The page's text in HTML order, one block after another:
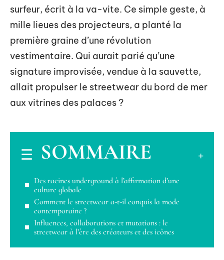
surfeur, écrit à la va-vite. Ce simple geste, à
mille lieues des projecteurs, a planté la
première graine d’une révolution
vestimentaire. Qui aurait parié qu’une
signature improvisée, vendue à la sauvette,
allait propulser le streetwear du bord de mer
aux vitrines des palaces ?
SOMMAIRE
Des racines underground à l’affirmation d’une
culture globale
Comment le streetwear a-t-il conquis la mode
contemporaine ?
Influences, collaborations et mutations : le
streetwear à l’ère des créateurs et des icônes